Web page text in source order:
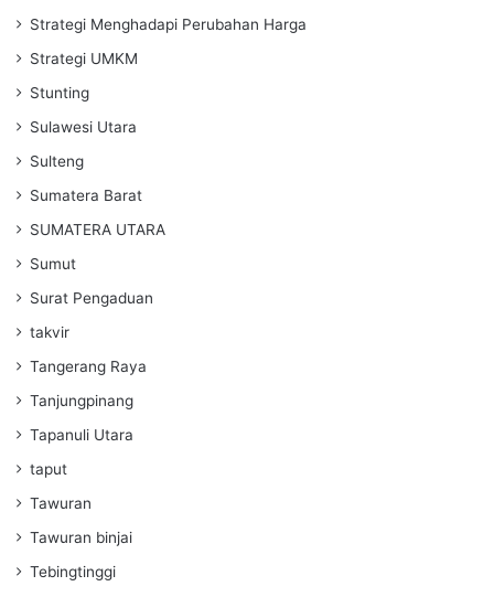
Strategi Menghadapi Perubahan Harga
Strategi UMKM
Stunting
Sulawesi Utara
Sulteng
Sumatera Barat
SUMATERA UTARA
Sumut
Surat Pengaduan
takvir
Tangerang Raya
Tanjungpinang
Tapanuli Utara
taput
Tawuran
Tawuran binjai
Tebingtinggi